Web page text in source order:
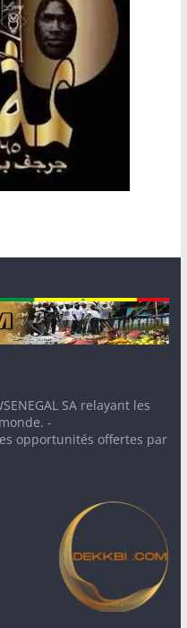
SA relayant les
-
opportunités offertes par